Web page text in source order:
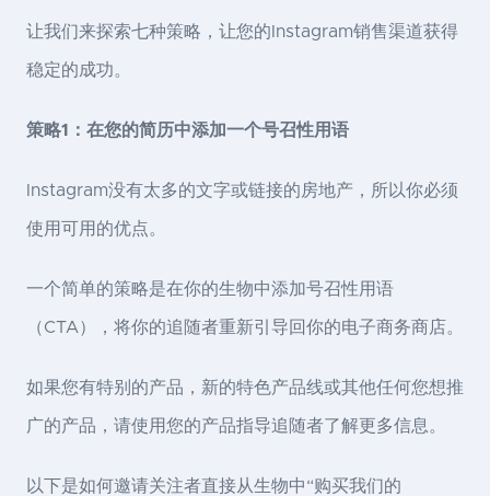
让我们来探索七种策略，让您的Instagram销售渠道获得
稳定的成功。
策略1：在您的简历中添加一个号召性用语
Instagram没有太多的文字或链接的房地产，所以你必须
使用可用的优点。
一个简单的策略是在你的生物中添加号召性用语
（CTA），将你的追随者重新引导回你的电子商务商店。
如果您有特别的产品，新的特色产品线或其他任何您想推
广的产品，请使用您的产品指导追随者了解更多信息。
以下是如何邀请关注者直接从生物中“购买我们的